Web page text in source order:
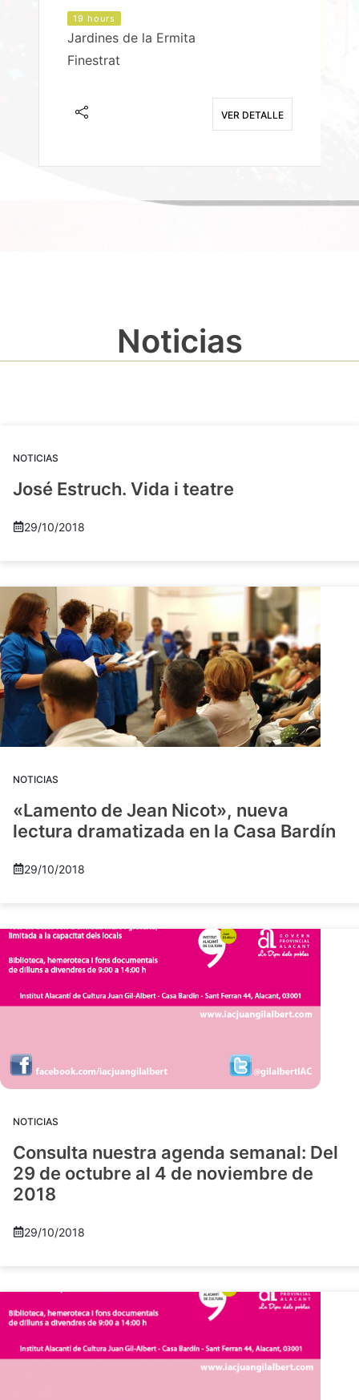
19 hours
Jardines de la Ermita
Finestrat
VER DETALLE
Noticias
NOTICIAS
José Estruch. Vida i teatre
29/10/2018
NOTICIAS
«Lamento de Jean Nicot», nueva
lectura dramatizada en la Casa Bardín
29/10/2018
NOTICIAS
Consulta nuestra agenda semanal: Del
29 de octubre al 4 de noviembre de
2018
29/10/2018